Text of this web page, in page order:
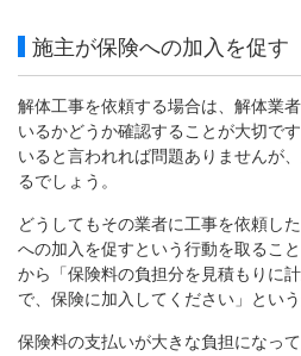
施主が保険への加入を促す
解体工事を依頼する場合は、解体業
いるかどうか確認することが大切で
いると言われれば問題ありませんが
るでしょう。
どうしてもその業者に工事を依頼し
への加入を促すという行動を取るこ
から「保険料の負担分を見積もりに
で、保険に加入してください」とい
保険料の支払いが大きな負担になっ